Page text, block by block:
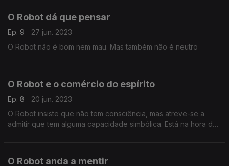
O Robot dá que pensar
Ep. 9
27 jun. 2023
O Robot não é bom nem mau. Mas também não é neutro
O Robot e o comércio do espírito
Ep. 8
20 jun. 2023
O Robot insiste que não tem consciência, mas atreve-se a
admitir que tem alguma capacidade simbólica. Está na hora de
O Robot anda a mentir